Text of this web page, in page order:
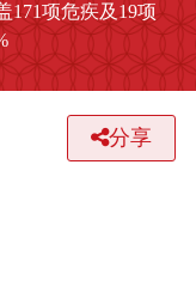
171项危疾及19项
分享